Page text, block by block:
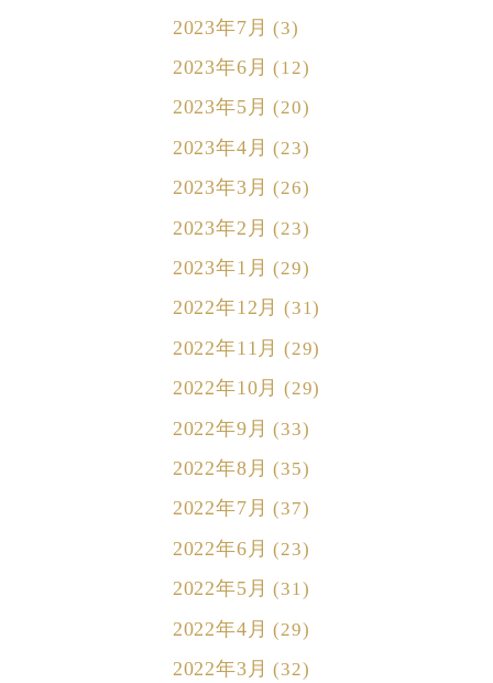
2023年7月 (3)
2023年6月 (12)
2023年5月 (20)
2023年4月 (23)
2023年3月 (26)
2023年2月 (23)
2023年1月 (29)
2022年12月 (31)
2022年11月 (29)
2022年10月 (29)
2022年9月 (33)
2022年8月 (35)
2022年7月 (37)
2022年6月 (23)
2022年5月 (31)
2022年4月 (29)
2022年3月 (32)